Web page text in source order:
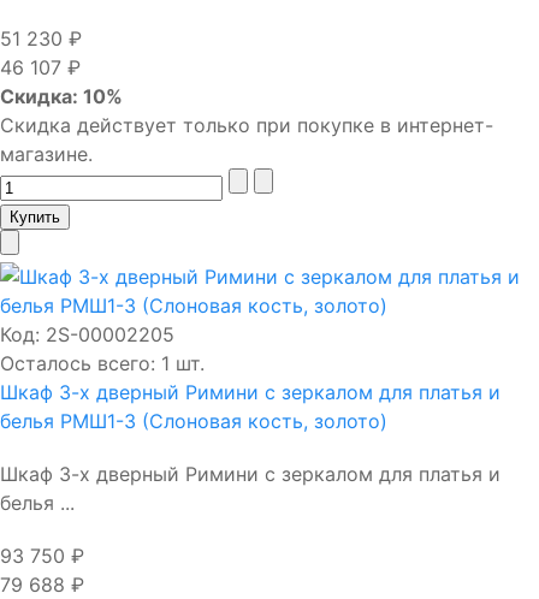
51 230 ₽
46 107 ₽
Скидка: 10%
Скидка действует только при покупке в интернет-
магазине.
Код: 2S-00002205
Осталось всего: 1 шт.
Шкаф 3-х дверный Римини с зеркалом для платья и
белья РМШ1-3 (Слоновая кость, золото)
Шкаф 3-х дверный Римини с зеркалом для платья и
белья ...
93 750 ₽
79 688 ₽